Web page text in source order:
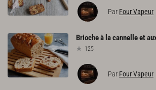
Par Four Vapeur
Briocheà lacannelleet
125
Par Four Vapeur